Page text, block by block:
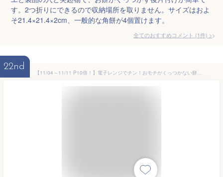
す。2つ折りにできるので収納場所を取りません。サイズはおよ
そ21.4×21.4×2cm、一般的な角餅が4個置けます。
全てのおすすめコメント (1件) >
22nd
【11/04～11/11 P10倍！】電子レンジでチン！おモチがくっつかない餅トレイ PMO1 餅網 スケーター 電子レンジ調理器具 キッチンツール 子ども ミッキーマウス スヌーピー キャラクター